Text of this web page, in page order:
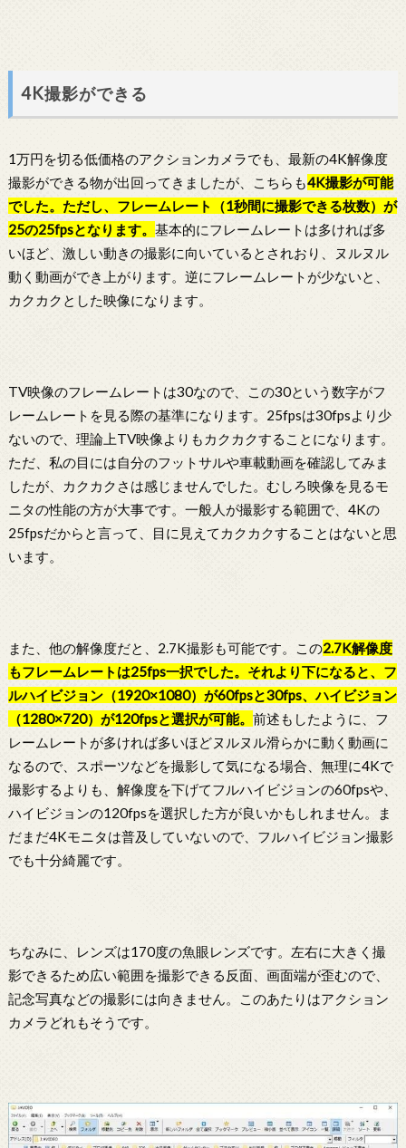
4K撮影ができる
1万円を切る低価格のアクションカメラでも、最新の4K解像度
撮影ができる物が出回ってきましたが、こちらも4K撮影が可能
でした。ただし、フレームレート（1秒間に撮影できる枚数）が
25の25fpsとなります。 基本的にフレームレートは多ければ多
いほど、激しい動きの撮影に向いているとされおり、ヌルヌル
動く動画ができ上がります。逆にフレームレートが少ないと、
カクカクとした映像になります。
TV映像のフレームレートは30なので、この30という数字がフ
レームレートを見る際の基準になります。25fpsは30fpsより少
ないので、理論上TV映像よりもカクカクすることになります。
ただ、私の目には自分のフットサルや車載動画を確認してみま
したが、カクカクさは感じませんでした。むしろ映像を見るモ
ニタの性能の方が大事です。一般人が撮影する範囲で、4Kの
25fpsだからと言って、目に見えてカクカクすることはないと思
います。
また、他の解像度だと、2.7K撮影も可能です。この2.7K解像度
もフレームレートは25fps一択でした。それより下になると、フ
ルハイビジョン（1920×1080）が60fpsと30fps、ハイビジョン
（1280×720）が120fpsと選択が可能。 前述もしたように、フ
レームレートが多ければ多いほどヌルヌル滑らかに動く動画に
なるので、スポーツなどを撮影して気になる場合、無理に4Kで
撮影するよりも、解像度を下げてフルハイビジョンの60fpsや、
ハイビジョンの120fpsを選択した方が良いかもしれません。ま
だまだ4Kモニタは普及していないので、フルハイビジョン撮影
でも十分綺麗です。
ちなみに、レンズは170度の魚眼レンズです。左右に大きく撮
影できるため広い範囲を撮影できる反面、画面端が歪むので、
記念写真などの撮影には向きません。このあたりはアクション
カメラどれもそうです。